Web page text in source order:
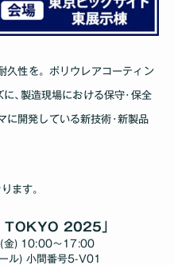
久性を。ポリウレアコーティン
､製造現場における保守･保全
に開発している新技術･新製品
ます｡
TOKYO 2025｣
金) 10:00～17:00
ル) 小間番号5-V01